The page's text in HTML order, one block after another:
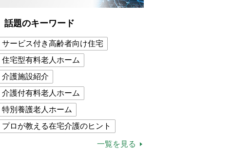
話題のキーワード
サービス付き高齢者向け住宅
住宅型有料老人ホーム
介護施設紹介
介護付有料老人ホーム
特別養護老人ホーム
プロが教える在宅介護のヒント
介護食一覧を見る